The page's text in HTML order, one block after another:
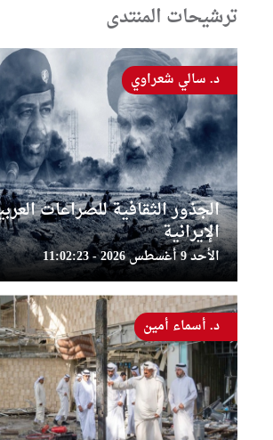
ترشيحات المنتدى
الجذور الثقافية للصراعات
الإيرانية
الأحد 9 أغسطس 2026 - 11:02:23
د. سالي شعراوي
د. أسماء أمين